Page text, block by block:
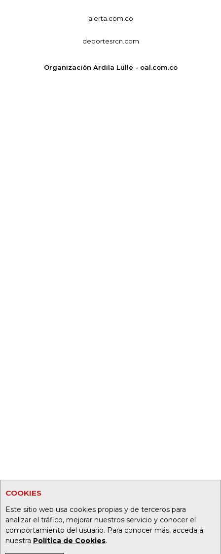
COOKIES
Este sitio web usa cookies propias y de terceros para
analizar el tráfico, mejorar nuestros servicio y conocer el
comportamiento del usuario. Para conocer más, acceda a
nuestra Política de Cookies.
alerta.com.co
deportesrcn.com
Organización Ardila Lülle - oal.com.co